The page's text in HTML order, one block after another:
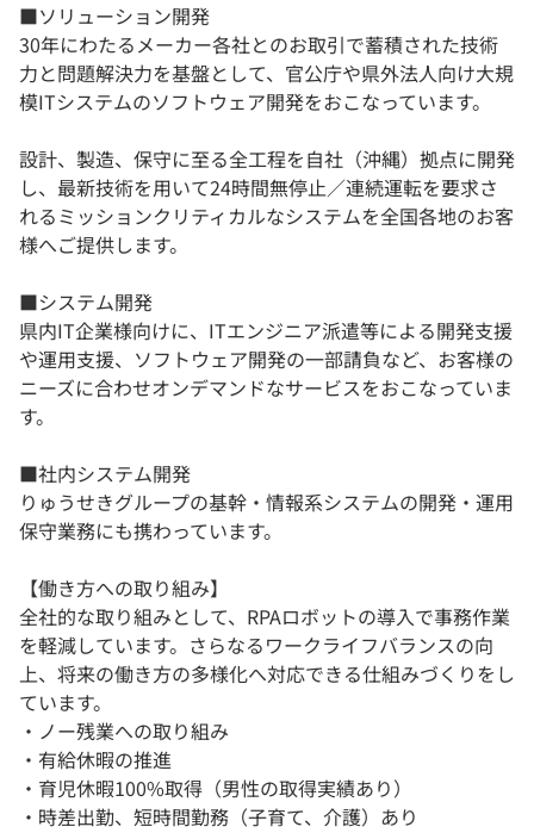
■ソリューション開発
30年にわたるメーカー各社とのお取引で蓄積された技術
力と問題解決力を基盤として、官公庁や県外法人向け大規
模ITシステムのソフトウェア開発をおこなっています。
設計、製造、保守に至る全工程を自社（沖縄）拠点に開発
し、最新技術を用いて24時間無停止／連続運転を要求さ
れるミッションクリティカルなシステムを全国各地のお客
様へご提供します。
■システム開発
県内IT企業様向けに、ITエンジニア派遣等による開発支援
や運用支援、ソフトウェア開発の一部請負など、お客様の
ニーズに合わせオンデマンドなサービスをおこなっていま
す。
■社内システム開発
りゅうせきグループの基幹・情報系システムの開発・運用
保守業務にも携わっています。
【働き方への取り組み】
全社的な取り組みとして、RPAロボットの導入で事務作業
を軽減しています。さらなるワークライフバランスの向
上、将来の働き方の多様化へ対応できる仕組みづくりをし
ています。
・ノー残業への取り組み
・有給休暇の推進
・育児休暇100%取得（男性の取得実績あり）
・時差出勤、短時間勤務（子育て、介護）あり